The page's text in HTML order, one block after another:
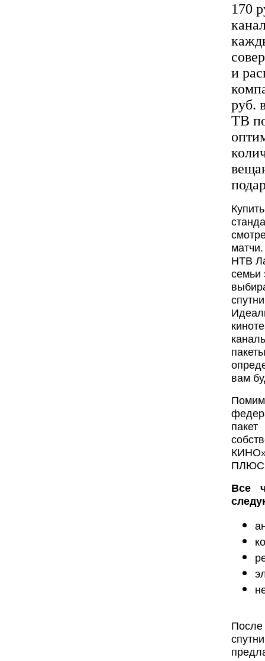
170
и
руб.
ТВ
НТВ
семьи
вам
Все